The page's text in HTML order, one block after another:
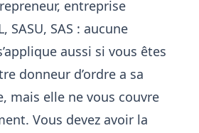
entreprise
SASU, SAS : aucune
aussi si vous êtes
donneur d’ordre a sa
mais elle ne vous couvre
Vous devez avoir la